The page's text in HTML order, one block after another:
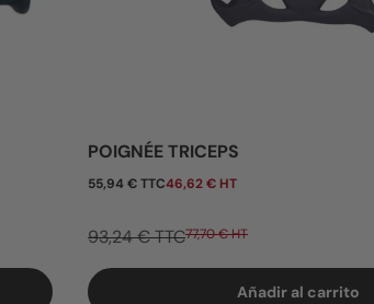
POIGNÉE TRICEPS
Precio de venta
55,94 € TTC46,62 € HT
93,24 € TTC77,70 € HT
Añadir al carrito